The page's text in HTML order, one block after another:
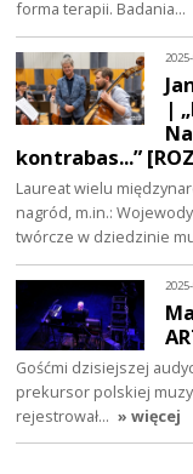
forma terapii. Badania…
|
kontrabas...”
Laureat wielu
nagród, m.in.:
twórcze w dziedzinie
Gośćmi dzisiejszej
prekursor polskiej
rejestrował… » więcej